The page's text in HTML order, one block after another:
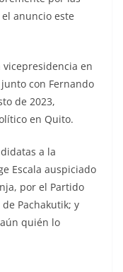
anuncio este
en
con Fernando
de 2023,
en Quito.
a la
Escala auspiciado
por el Partido
Pachakutik; y
quién lo